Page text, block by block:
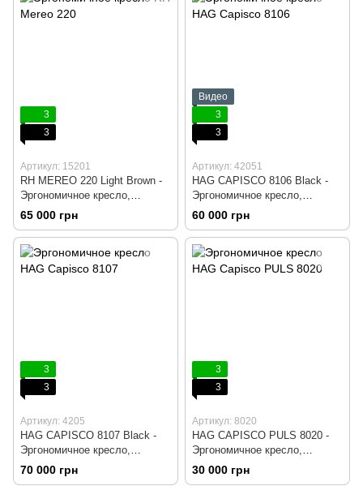
3
3
Артикул: 15201
RH MEREO 220 Light Brown -
Эргономичное кресло,
Компьютерное, Игровое,
Геймерское, Ткань,
Крестовина алюминий серый,
Регулируемый подголовник
65 000 грн
Видео
3
3
Артикул: 42051
HAG CAPISCO 8106 Black -
Эргономичное кресло,
Компьютерное, Игровое,
Геймерское, Ткань,
Крестовина алюминий, Без
подголовника
60 000 грн
3
3
Артикул: 4205
HAG CAPISCO 8107 Black -
Эргономичное кресло,
Компьютерное, Игровое,
Геймерское, Ткань,
70 000 грн
3
3
Артикул: 8020
HAG CAPISCO PULS 8020 -
Эргономичное кресло,
Компьютерное, Игровое,
Геймерское, Сидение ткань,
30 000 грн